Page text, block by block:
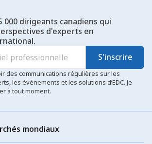
000 dirigeants canadiens qui
d'experts en
S'inscrire
des communications régulières sur les
les événements et les solutions d’EDC. Je
à tout moment.
mondiaux